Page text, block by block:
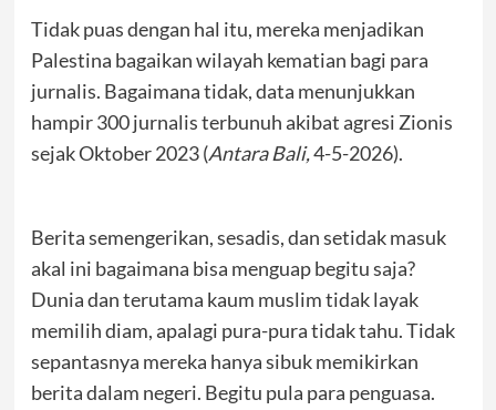
Tidak puas dengan hal itu, mereka menjadikan
Palestina bagaikan wilayah kematian bagi para
jurnalis. Bagaimana tidak, data menunjukkan
hampir 300 jurnalis terbunuh akibat agresi Zionis
sejak Oktober 2023 (Antara Bali,4-5-2026).
Berita semengerikan, sesadis, dan setidak masuk
akal ini bagaimana bisa menguap begitu saja?
Dunia dan terutama kaum muslim tidak layak
memilih diam, apalagi pura-pura tidak tahu. Tidak
sepantasnya mereka hanya sibuk memikirkan
berita dalam negeri. Begitu pula para penguasa.